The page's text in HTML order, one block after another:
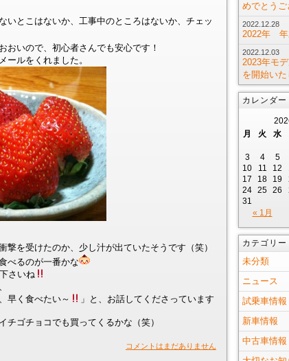
いとこはないか、工事中のところはないか、チェッ
おいので、初心者さんでも安心です！
ールをくれました。
撃を受けたのか、少し汁が出ていたそうです（笑）
べるのが一番かな
さいね
早く食べたい～
」と、お話してくださっています
チゴチョコでも買ってくるかな（笑）
コメントはまだありません
めでとうご
2022.12.28
2022年 年
2022.12.03
2023年モ
を開始いた
カレンダー
月
火 水
« 1月
3
4 5
10
11 12
17
18 19
24 25 26
31
カテゴリー
未分類
ニュース
試乗車情報
新車情報
中古車情報